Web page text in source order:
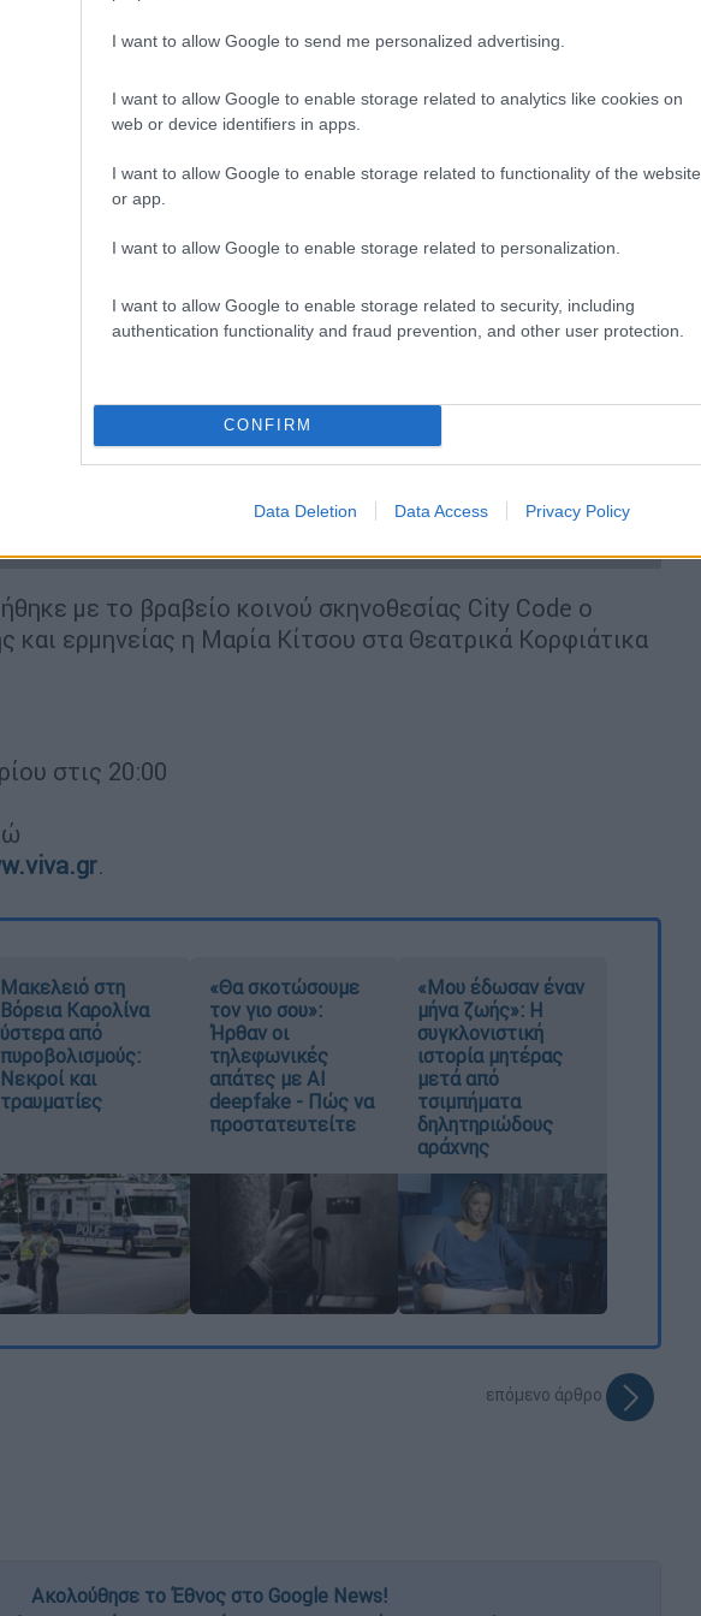
I want to allow Google to send me personalized advertising.
I want to allow Google to enable storage related to analytics like cookies on
web or device identifiers in apps.
I want to allow Google to enable storage related to functionality of the website
or app.
I want to allow Google to enable storage related to personalization.
I want to allow Google to enable storage related to security, including
authentication functionality and fraud prevention, and other user protection.
CONFIRM
Data Deletion Data Access Privacy Policy
Ασημάκης
video
με το βραβείο κοινού σκηνοθεσίας City Code ο
και ερμηνείας η Μαρία Κίτσου στα Θεατρικά Κορφιάτικα
στις 20:00
.
Μακελειό στη
Βόρεια Καρολίνα
ύστερα από
πυροβολισμούς:
Νεκροί και
τραυματίες
«Θα σκοτώσουμε
τον γιο σου»:
Ήρθαν οι
τηλεφωνικές
απάτες με AI
deepfake - Πώς να
προστατευτείτε
«Μου έδωσαν έναν
μήνα ζωής»: Η
συγκλονιστική
ιστορία μητέρας
μετά από
τσιμπήματα
δηλητηριώδους
αράχνης
επόμενο άρθρο
Ακολούθησε το Έθνος στο Google News!